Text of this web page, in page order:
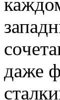
даже